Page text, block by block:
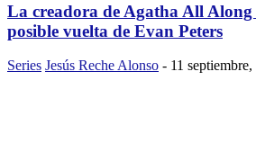
La creadora de Agatha All
posible vuelta de Evan Peters
Series Jesús Reche Alonso - 11